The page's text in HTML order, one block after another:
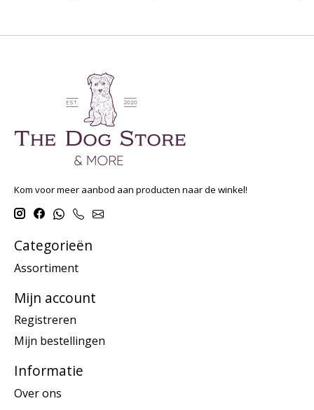
Kom voor meer aanbod aan producten naar de winkel!
Categorieën
Assortiment
Mijn account
Registreren
Mijn bestellingen
Informatie
Over ons